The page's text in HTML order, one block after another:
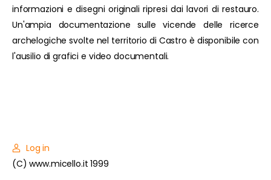
informazioni e disegni originali ripresi dai lavori di restauro.
Un'ampia documentazione sulle vicende delle ricerce
archelogiche svolte nel territorio di Castro è disponibile con
l'ausilio di grafici e video documentali.
Log in
(C) www.micello.it 1999